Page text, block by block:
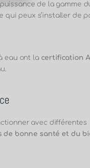
de la gamme
qui peux s’installer de
eau ont la certification
avec différentes
de bonne santé et du